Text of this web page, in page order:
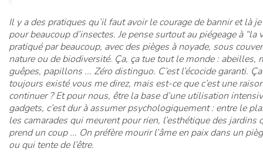
Il y a des pratiques qu’il faut avoir le courage de bannir et là
pour beaucoup d’insectes. Je pense surtout au piégeage à “la
pratiqué par beaucoup, avec des pièges à noyade, sous
nature ou de biodiversité. Ça, ça tue tout le monde : abeilles,
guêpes, papillons ... Zéro distinguo. C’est l’écocide garanti.
toujours existé vous me direz, mais est-ce que c’est une
continuer ? Et pour nous, être la base d’une utilisation
gadgets, c’est dur à assumer psychologiquement : entre le
les camarades qui meurent pour rien, l’esthétique des jardins
prend un coup ... On préfère mourir l’âme en paix dans un
ou qui tente de l’être.